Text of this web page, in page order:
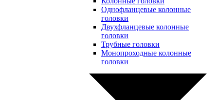
Однофланцевые колонные
головки
Двухфланцевые колонные
головки
Трубные головки
Монопроходные колонные
головки